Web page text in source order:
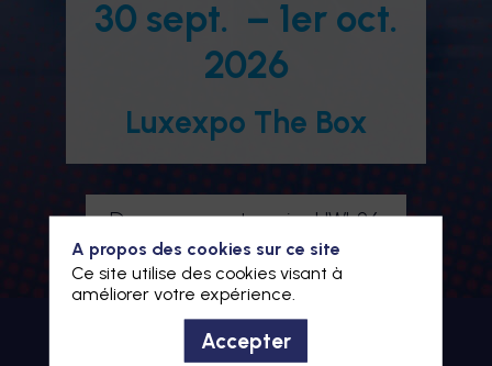
30 sept. – 1er oct.
2026
Luxexpo The Box
Devenez partenaire HWL26
Je m'inscris à HWL26
A propos des cookies sur ce site
Ce site utilise des cookies visant à
améliorer votre expérience.
Accepter